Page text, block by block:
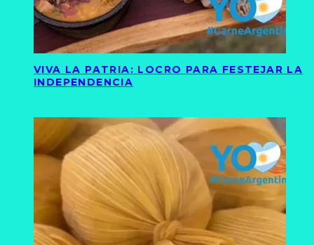
VIVA LA PATRIA: LOCRO PARA FESTEJAR LA
INDEPENDENCIA